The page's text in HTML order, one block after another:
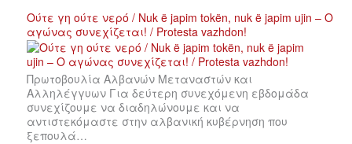
Ούτε γη ούτε νερό / Nuk ë japim tokën, nuk ë japim ujin – Ο
αγώνας συνεχίζεται! / Protesta vazhdon!
Πρωτοβουλία Αλβανών Μεταναστών και
Αλληλέγγυων Για δεύτερη συνεχόμενη εβδομάδα
συνεχίζουμε να διαδηλώνουμε και να
αντιστεκόμαστε στην αλβανική κυβέρνηση που
ξεπουλά…